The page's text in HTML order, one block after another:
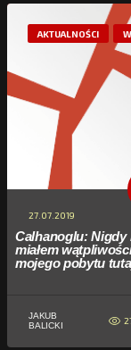
AKTUALNOŚCI
27.07.2019
Calhanoglu: Nigdy
miałem
mojego pobytu
JAKUB
BALICKI